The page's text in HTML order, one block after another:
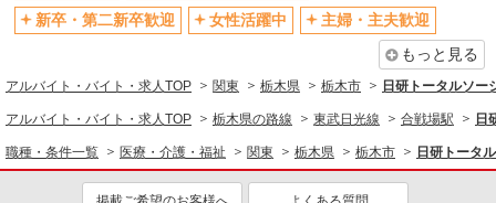
社割・特典あり
研修制度あり
同じ職種から求人を探す
医療・介護・福祉
介護職・ヘルパー
同じ特徴から求人を探す
新卒・第二新卒歓迎
女性活躍中
主婦・主夫歓迎
もっと見る
アルバイト・バイト・求人TOP 関東 栃木県 栃木市 日研トータルソ
アルバイト・バイト・求人TOP 栃木県の路線 東武日光線 合戦場駅 日
職種・条件一覧 医療・介護・福祉 関東 栃木県 栃木市 日研トータ